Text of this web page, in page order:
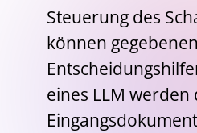
Steuerung des
können
eines LLM werden